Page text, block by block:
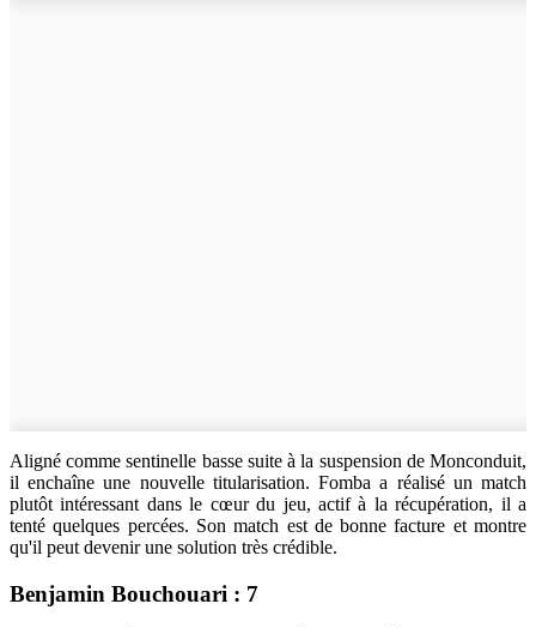
Aligné comme sentinelle basse suite à la suspension de Monconduit,
il enchaîne une nouvelle titularisation. Fomba a réalisé un match
plutôt intéressant dans le cœur du jeu, actif à la récupération, il a
tenté quelques percées. Son match est de bonne facture et montre
qu'il peut devenir une solution très crédible.
Benjamin Bouchouari : 7